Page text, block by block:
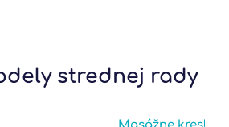
strednej rady